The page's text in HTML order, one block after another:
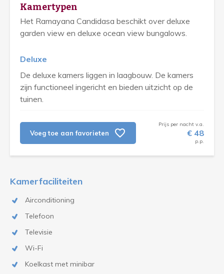
Kamertypen
Het Ramayana Candidasa beschikt over deluxe
garden view en deluxe ocean view bungalows.
Deluxe
De deluxe kamers liggen in laagbouw. De kamers
zijn functioneel ingericht en bieden uitzicht op de
tuinen.
Voeg toe aan favorieten
Prijs per nacht v.a.
€ 48
p.p.
Kamerfaciliteiten
Airconditioning
Telefoon
Televisie
Wi-Fi
Koelkast met minibar